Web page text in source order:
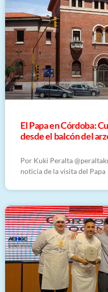
El Papa en Córdoba:
desde el balcón del
Por Kuki Peralta
noticia de la visita del Papa